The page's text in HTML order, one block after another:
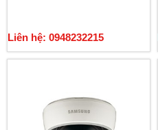
Liên hệ: 0948232215